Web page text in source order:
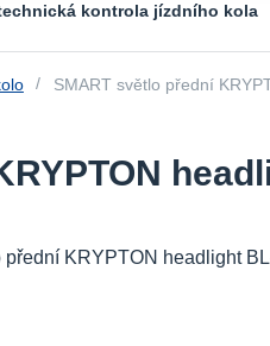
kontrola jízdního kola
SMART světlo přední